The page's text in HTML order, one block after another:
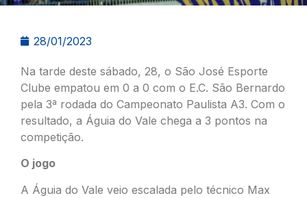
28/01/2023
Na tarde deste sábado, 28, o São José Esporte
Clube empatou em 0 a 0 com o E.C. São Bernardo
pela 3ª rodada do Campeonato Paulista A3. Com o
resultado, a Águia do Vale chega a 3 pontos na
competição.
O jogo
A Águia do Vale veio escalada pelo técnico Max